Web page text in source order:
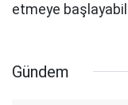
etmeye
Gündem